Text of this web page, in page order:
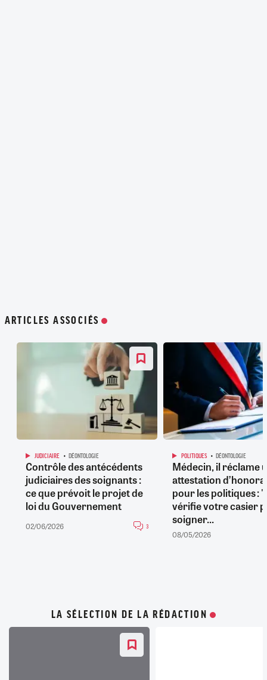
ARTICLES ASSOCIÉS
JUDICIAIRE DÉONTOLOGIE
Contrôle des antécédents
judiciaires des soignants :
ce que prévoit le projet de
loi du Gouvernement
02/06/2026 3
POLITIQUES DÉONTOLOGIE
Médecin, il réclame
attestation
pour les politiques :
vérifie votre casier
soigner...
08/05/2026
LA SÉLECTION DE LA RÉDACTION